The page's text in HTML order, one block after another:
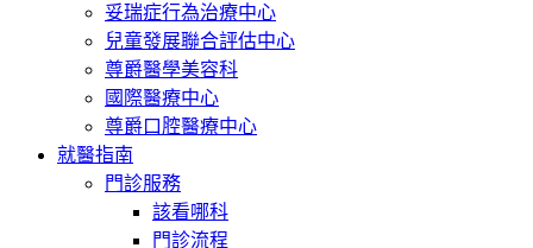
妥瑞症行為治療中心
兒童發展聯合評估中心
尊爵醫學美容科
國際醫療中心
尊爵口腔醫療中心
就醫指南
門診服務
該看哪科
門診流程